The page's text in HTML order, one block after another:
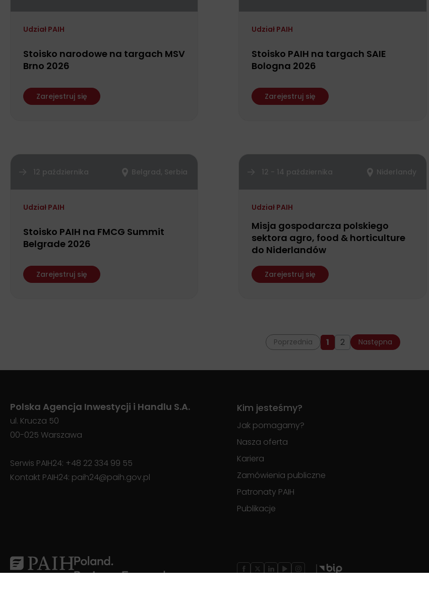
Udział PAIH
Stoisko narodowe na targach MSV
Brno 2026
Zarejestruj się
Udział PAIH
Stoisko PAIH na targach SAIE
Bologna 2026
Zarejestruj się
12 października Belgrad, Serbia
Udział PAIH
Stoisko PAIH na FMCG Summit
Belgrade 2026
Zarejestruj się
12 - 14 października Niderlandy
Udział PAIH
Misja gospodarcza polskiego
sektora agro, food & horticulture
do Niderlandów
Zarejestruj się
Poprzednia 1 2 Następna
Polska Agencja Inwestycji i Handlu S.A.
ul. Krucza 50
00-025 Warszawa
Serwis PAIH24: +48 22 334 99 55
Kontakt PAIH24: paih24@paih.gov.pl
Kim jesteśmy?
Jak pomagamy?
Nasza oferta
Kariera
Zamówienia publiczne
Patronaty PAIH
Publikacje